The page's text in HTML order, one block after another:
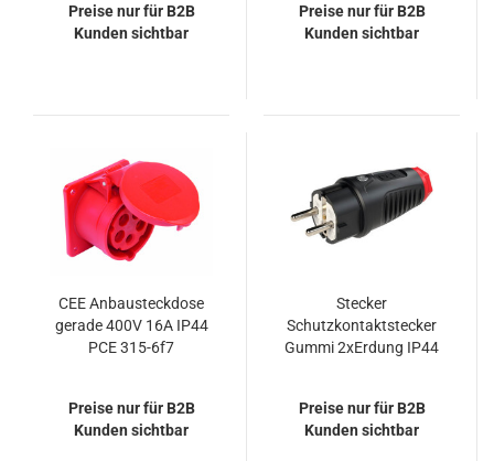
Preise nur für B2B
Kunden sichtbar
Preise nur für B2B
Kunden sichtbar
CEE Anbausteckdose
gerade 400V 16A IP44
PCE 315-6f7
Preise nur für B2B
Kunden sichtbar
Stecker
Schutzkontaktstecker
Gummi 2xErdung IP44
Preise nur für B2B
Kunden sichtbar